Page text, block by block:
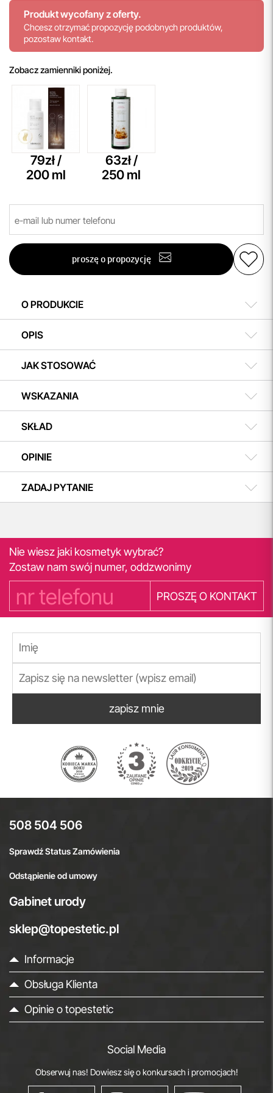
Produkt wycofany z oferty.
Chcesz otrzymać propozycję podobnych produktów,
pozostaw kontakt.
Zobacz zamienniki poniżej.
79zł /
200 ml
63zł /
250 ml
proszę o propozycję
O PRODUKCIE
OPIS
JAK STOSOWAĆ
WSKAZANIA
SKŁAD
OPINIE
ZADAJ PYTANIE
Nie wiesz jaki kosmetyk wybrać?
Zostaw nam swój numer, oddzwonimy
PROSZĘ O KONTAKT
zapisz mnie
508 504 506
Sprawdź Status Zamówienia
Odstąpienie od umowy
Gabinet urody
sklep@topestetic.pl
Informacje
Obsługa Klienta
Opinie o topestetic
Social Media
Obserwuj nas! Dowiesz się o konkursach i promocjach!